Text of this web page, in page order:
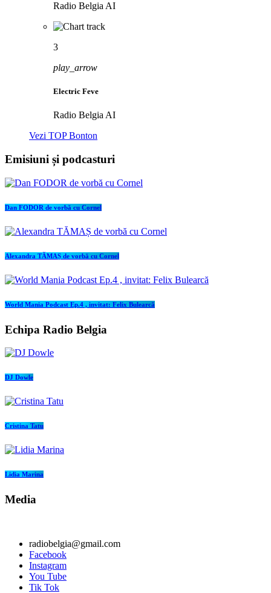
Radio Belgia AI
3
play_arrow
Electric Feve
Radio Belgia AI
Vezi TOP Bonton
Emisiuni și podcasturi
Dan FODOR de vorbă cu Cornel
Alexandra TĂMAȘ de vorbă cu Cornel
World Mania Podcast Ep.4 , invitat: Felix Bulearcă
Echipa Radio Belgia
DJ Dowle
Cristina Tatu
Lidia Marina
Media
radiobelgia@gmail.com
Facebook
Instagram
You Tube
Tik Tok